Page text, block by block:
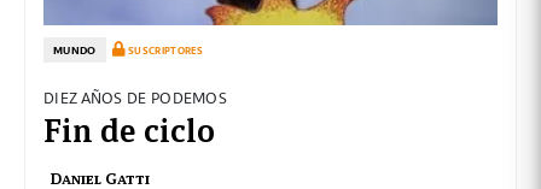
MUNDO SUSCRIPTORES
DIEZ AÑOS DE PODEMOS
Fin de ciclo
Daniel Gatti